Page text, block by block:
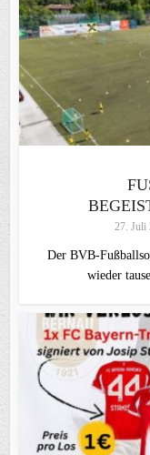
27. Juli
Der BVB-
wieder